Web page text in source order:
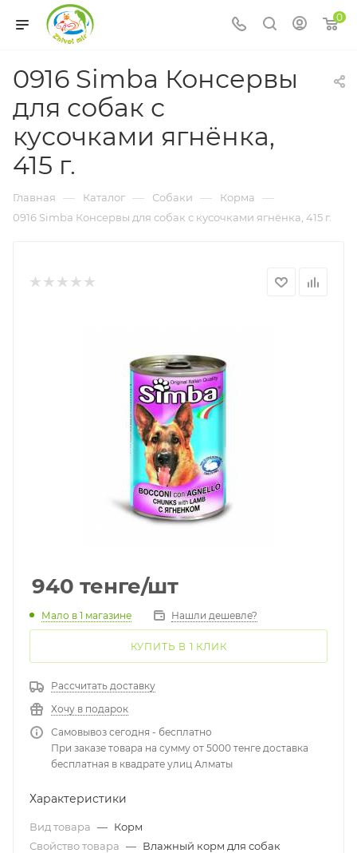
0
0916 Simba Консервы
для собак с
кусочками ягнёнка,
415 г.
Главная — Каталог — Собаки — Корма —
0916 Simba Консервы для собак с кусочками ягнёнка, 415 г.
940 тенге/шт
Мало в 1 магазине Нашли дешевле?
КУПИТЬ В 1 КЛИК
Рассчитать доставку
Хочу в подарок
Самовывоз сегодня - бесплатно
При заказе товара на сумму от 5000 тенге доставка
бесплатная в квадрате улиц Алматы
Характеристики
Вид товара — Корм
Свойство товара — Влажный корм для собак